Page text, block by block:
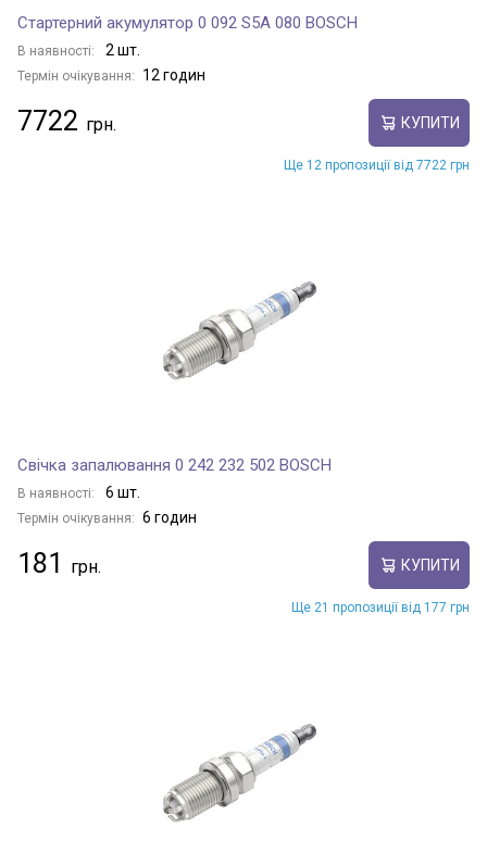
Стартерний акумулятор 0 092 S5A 080 BOSCH
В наявності: 2 шт.
Термін очікування: 12 годин
7722 КУПИТИ
Ще 12 пропозиції від 7722 грн
Свічка запалювання 0 242 232 502 BOSCH
В наявності: 6 шт.
Термін очікування: 6 годин
181 КУПИТИ
Ще 21 пропозиції від 177 грн